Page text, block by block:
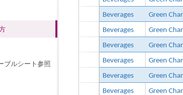
ブルシート参照